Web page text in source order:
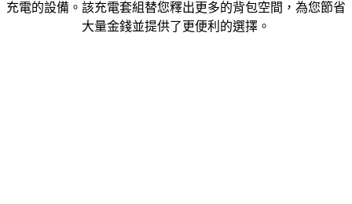
充電的設備。該充電套組替您釋出更多的背包空間，為您節省
大量金錢並提供了更便利的選擇。